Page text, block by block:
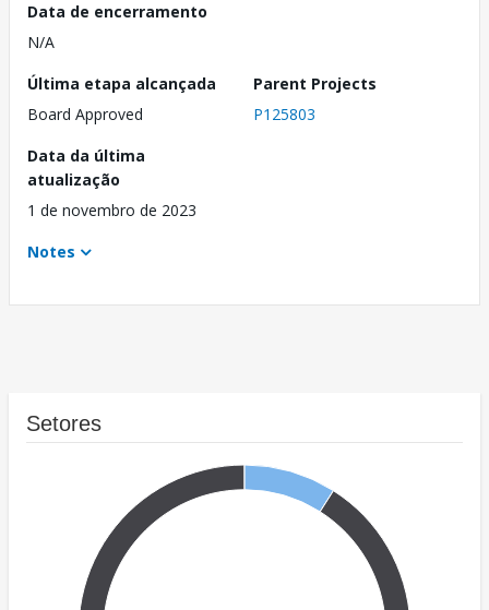
Data de encerramento
N/A
Última etapa alcançada
Board Approved
Parent Projects
P125803
Data da última
atualização
1 de novembro de 2023
Notes
Setores